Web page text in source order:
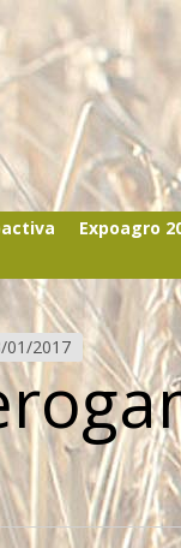
Expoagro
01/2017